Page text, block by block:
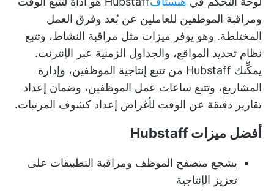
ومراقبة الموظفين للعاملين عن بُعد وفرق العمل
المختلطة. وهو يوفر ميزات مثل مراقبة النشاط، وتتبع
نظام تحديد المواقع، والجداول الزمنية عبر الإنترنت.
يمكِّنك Hubstaff من تتبع إنتاجية الموظفين، وإدارة
المشاريع، وتتبع ساعات عمل الموظفين، وضمان إعداد
تقارير دقيقة عن الوقت لأغراض إعداد كشوف المرتبات.
أفضل ميزات Hubstaff
يشجع متصفح الموظف ومراقبة التطبيقات على
تعزيز الإنتاجية